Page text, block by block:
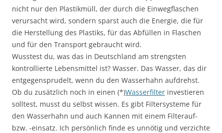
nicht nur den Plastikmüll, der durch die Einwegflaschen
verursacht wird, sondern sparst auch die Energie, die für
die Herstellung des Plastiks, für das Abfüllen in Flaschen
und für den Transport gebraucht wird.
Wusstest du, was das in Deutschland am strengsten
kontrollierte Lebensmittel ist? Wasser. Das Wasser, das dir
entgegensprudelt, wenn du den Wasserhahn aufdrehst.
Ob du zusätzlich noch in einen (*)Wasserfilter investieren
solltest, musst du selbst wissen. Es gibt Filtersysteme für
den Wasserhahn und auch Kannen mit einem Filterauf-
bzw. -einsatz. Ich persönlich finde es unnötig und verzichte